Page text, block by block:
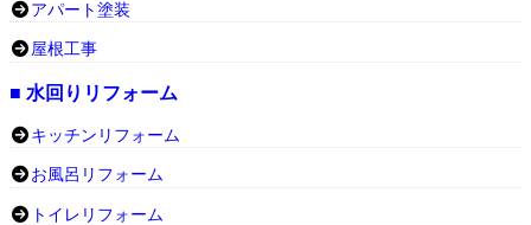
アパート塗装
屋根工事
■ 水回りリフォーム
キッチンリフォーム
お風呂リフォーム
トイレリフォーム